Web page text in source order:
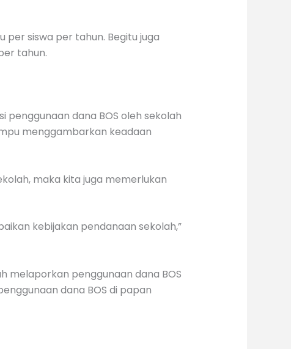
per siswa per tahun. Begitu juga
tahun.
penggunaan dana BOS oleh sekolah
menggambarkan keadaan
maka kita juga memerlukan
kebijakan pendanaan sekolah,”
melaporkan penggunaan dana BOS
dana BOS di papan